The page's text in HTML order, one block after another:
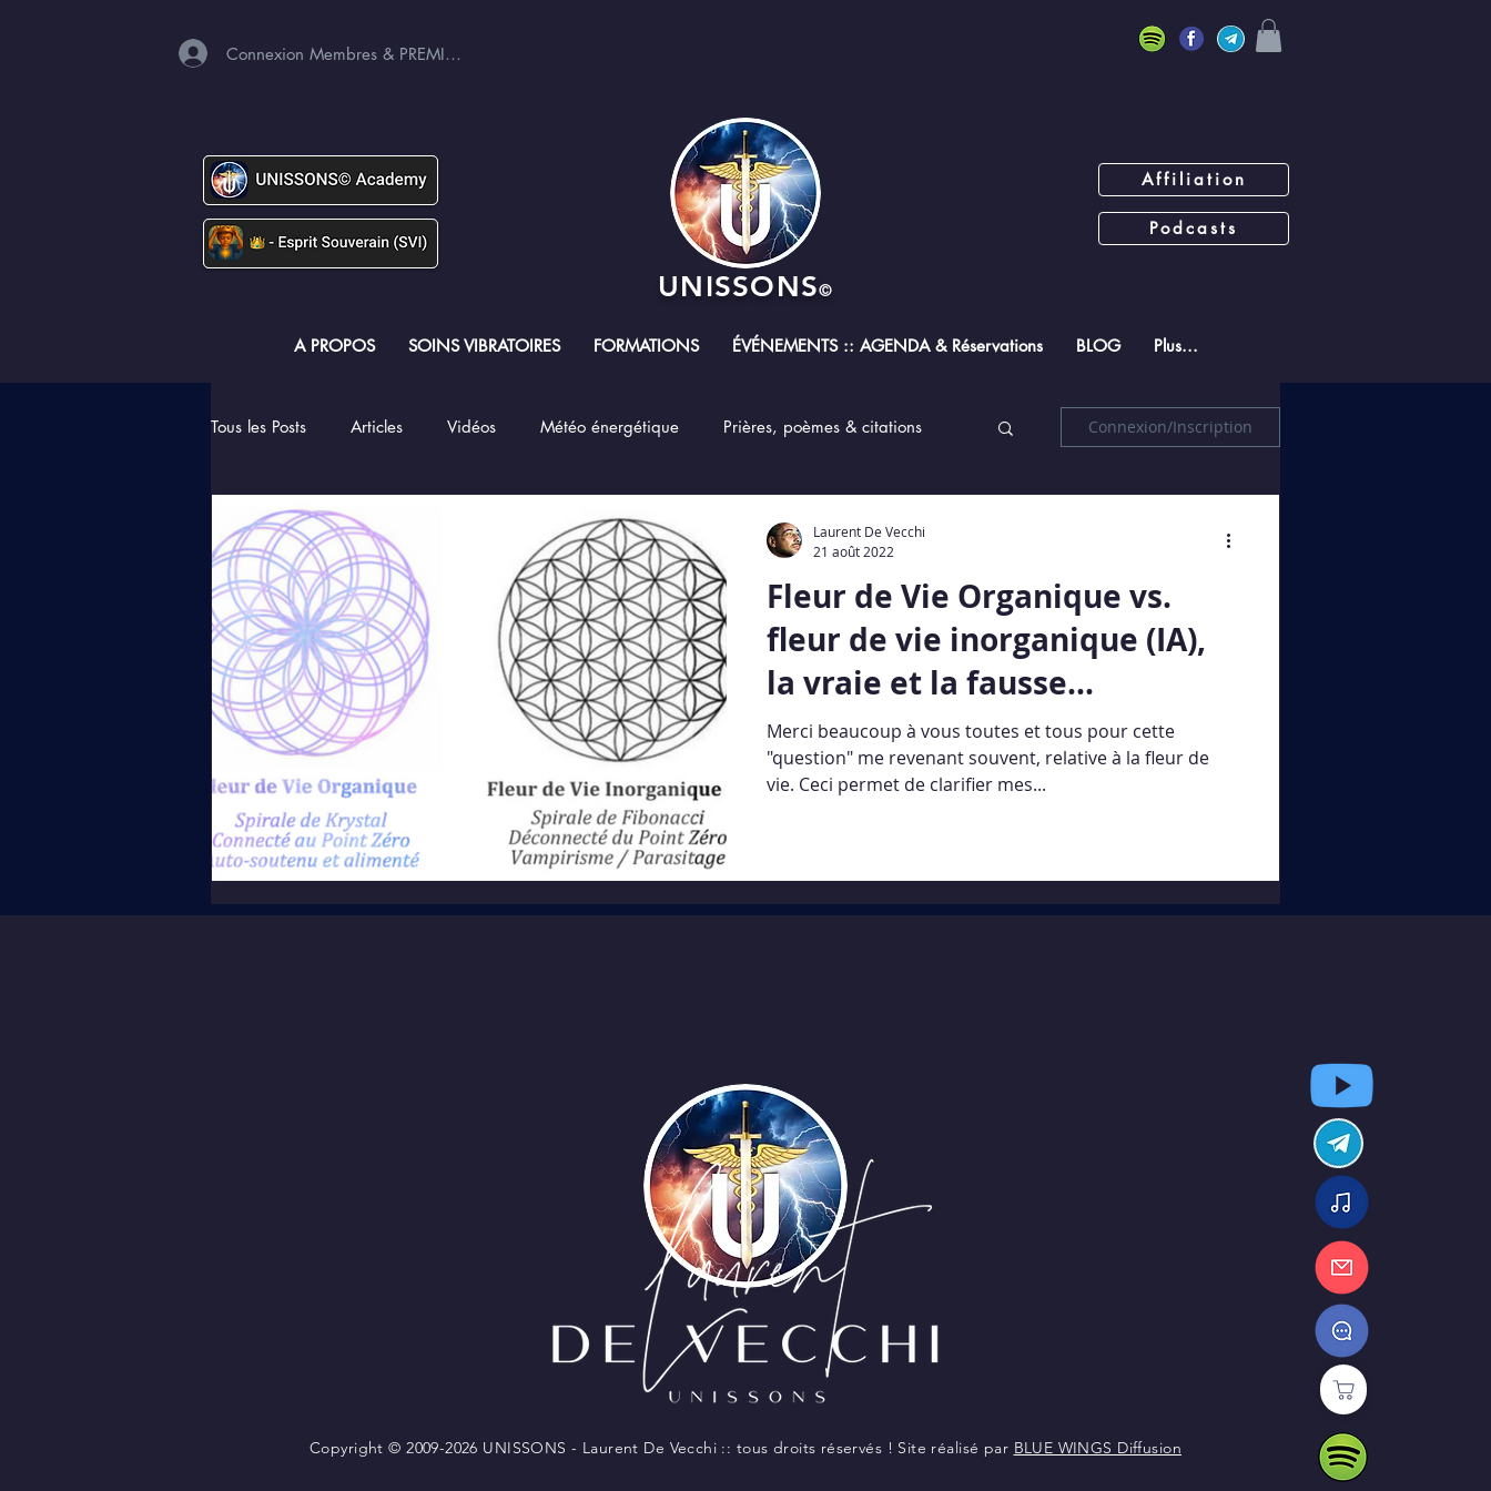
Connexion Membres & PREMIUM
Affiliation
Podcasts
UNISSONS©
A PROPOS SOINS VIBRATOIRES FORMATIONS ÉVÉNEMENTS :: AGENDA & Réservations BLOG Plus...
Tous les Posts Articles Vidéos Météo énergétique Prières, poèmes & citations
Dédiés aux membres Replays Webinaires
Connexion/Inscription
Fleur de Vie Organique vs.
fleur de vie inorganique (IA),
la vraie et la fausse...
Merci beaucoup à vous toutes et tous pour cette
"question" me revenant souvent, relative à la fleur de
vie. Ceci permet de clarifier mes...
Laurent De Vecchi
21 août 2022
Copyright © 2009-2026 UNISSONS - Laurent De Vecchi :: tous droits réservés ! Site réalisé par BLUE WINGS Diffusion